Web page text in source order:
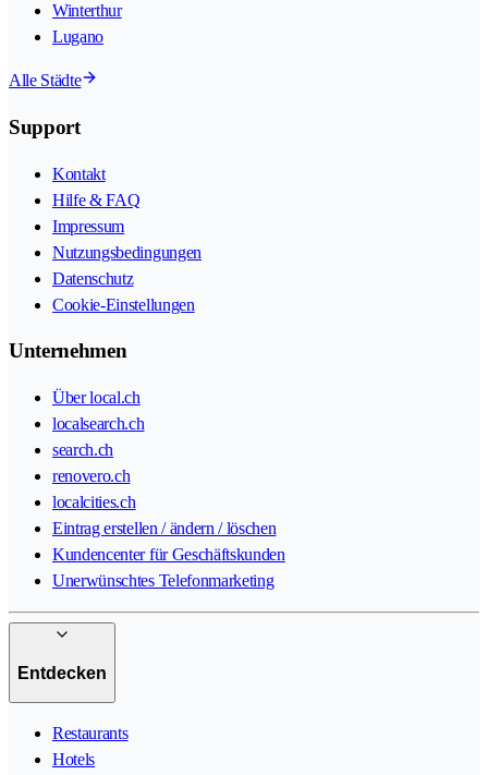
Winterthur
Lugano
Alle Städte
Support
Kontakt
Hilfe & FAQ
Impressum
Nutzungsbedingungen
Datenschutz
Cookie-Einstellungen
Unternehmen
Über local.ch
localsearch.ch
search.ch
renovero.ch
localcities.ch
Eintrag erstellen / ändern / löschen
Kundencenter für Geschäftskunden
Unerwünschtes Telefonmarketing
Entdecken
Restaurants
Hotels